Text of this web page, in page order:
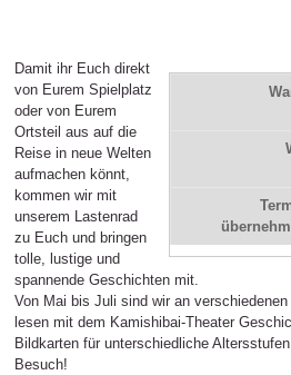
Damit ihr Euch direkt
von Eurem Spielplatz
oder von Eurem
Ortsteil aus auf die
Reise in neue Welten
aufmachen könnt,
kommen wir mit
unserem Lastenrad
zu Euch und bringen
tolle, lustige und
spannende Geschichten mit.
Von Mai bis Juli sind wir an
lesen mit dem Kamishibai-Theater
Bildkarten für unterschiedliche
Besuch!